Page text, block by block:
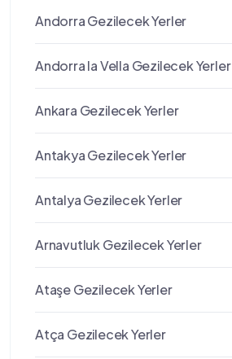
Andorra Gezilecek Yerler
Andorra la Vella Gezilecek Yerler
Ankara Gezilecek Yerler
Antakya Gezilecek Yerler
Antalya Gezilecek Yerler
Arnavutluk Gezilecek Yerler
Ataşe Gezilecek Yerler
Atça Gezilecek Yerler